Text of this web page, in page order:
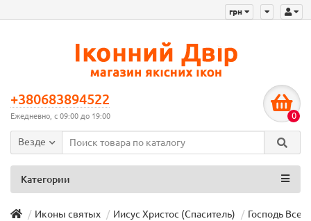
грн
+380683894522
Ежедневно, с 09:00 до 19:00 0
Везде
Категории
Иконы святых Иисус Христос (Спаситель) Господь